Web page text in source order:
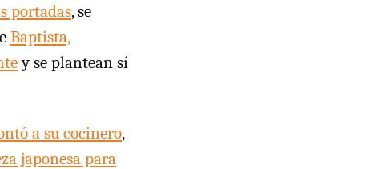
portadas, se
Baptista,
y se plantean sí
a su cocinero,
japonesa para